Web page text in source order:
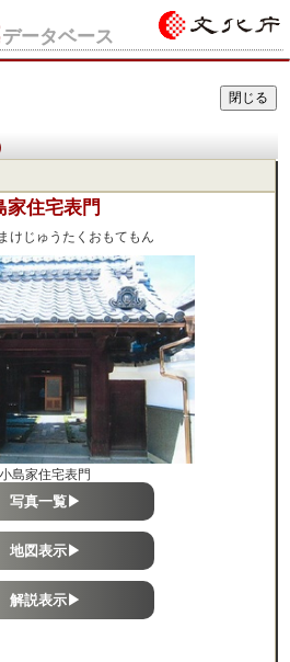
データベース
家住宅表門
けじゅうたくおもてもん
小島家住宅表門
写真一覧▶
地図表示▶
解説表示▶